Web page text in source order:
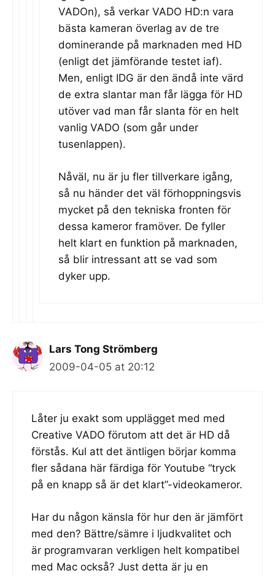
VADOn), så verkar VADO HD:n vara
bästa kameran överlag av de tre
dominerande på marknaden med HD
(enligt det jämförande testet iaf).
Men, enligt IDG är den ändå inte värd
de extra slantar man får lägga för HD
utöver vad man får slanta för en helt
vanlig VADO (som går under
tusenlappen).
Nåväl, nu är ju fler tillverkare igång,
så nu händer det väl förhoppningsvis
mycket på den tekniska fronten för
dessa kameror framöver. De fyller
helt klart en funktion på marknaden,
så blir intressant att se vad som
dyker upp.
Lars Tong Strömberg
2009-04-05 at 20:12
Låter ju exakt som upplägget med med
Creative VADO förutom att det är HD då
förstås. Kul att det äntligen börjar komma
fler sådana här färdiga för Youtube “tryck
på en knapp så är det klart”-videokameror.
Har du någon känsla för hur den är jämfört
med den? Bättre/sämre i ljudkvalitet och
är programvaran verkligen helt kompatibel
med Mac också? Just detta är ju en